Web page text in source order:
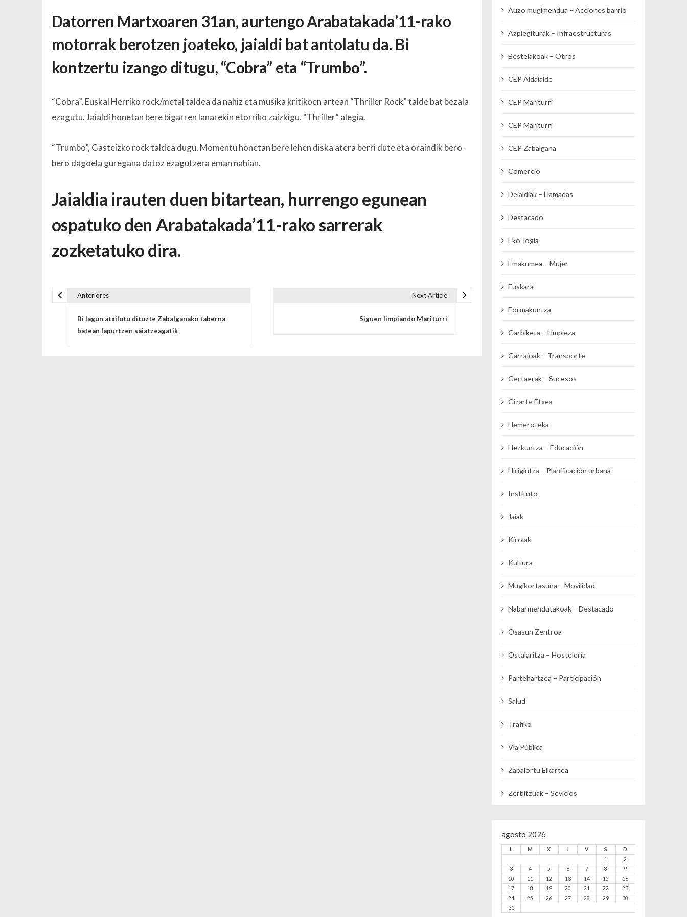
Datorren Martxoaren 31an, aurtengo Arabatakada’11-rako
motorrak berotzen joateko, jaialdi bat antolatu da. Bi
kontzertu izango ditugu, “Cobra” eta “Trumbo”.
“Cobra”, Euskal Herriko rock/metal taldea da nahiz eta musika kritikoen artean “Thriller Rock” talde bat bezala
ezagutu. Jaialdi honetan bere bigarren lanarekin etorriko zaizkigu, “Thriller” alegia.
“Trumbo”, Gasteizko rock taldea dugu. Momentu honetan bere lehen diska atera berri dute eta oraindik bero-
bero dagoela guregana datoz ezagutzera eman nahian.
Jaialdia irauten duen bitartean, hurrengo egunean
ospatuko den Arabatakada’11-rako sarrerak
zozketatuko dira.
Anteriores
Bi lagun atxilotu dituzte Zabalganako taberna
batean lapurtzen saiatzeagatik
Next Article
Siguen limpiando Mariturri
Auzo mugimendua – Acciones barrio
Azpiegiturak – Infraestructuras
Bestelakoak – Otros
CEP Aldaialde
CEP Mariturri
CEP Mariturri
CEP Zabalgana
Comercio
Deialdiak – Llamadas
Destacado
Eko-logia
Emakumea – Mujer
Euskara
Formakuntza
Garbiketa – Limpieza
Garraioak – Transporte
Gertaerak – Sucesos
Gizarte Etxea
Hemeroteka
Hezkuntza – Educación
Hirigintza – Planificación urbana
Instituto
Jaiak
Kirolak
Kultura
Mugikortasuna – Movilidad
Nabarmendutakoak – Destacado
Osasun Zentroa
Ostalaritza – Hostelería
Partehartzea – Participación
Salud
Trafiko
Vía Pública
Zabalortu Elkartea
Zerbitzuak – Sevicios
agosto 2026
L M X J V S
D
1
2
3
4 5 6 7 8
9
10
11 12 13 14 15
16
17
18 19 20 21 22
23
24
25 26 27 28 29
30
31